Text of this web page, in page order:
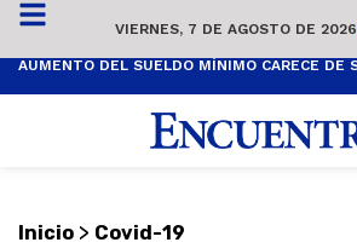
VIERNES, 7 DE AGOSTO DE 2026
Inicio > Covid-19